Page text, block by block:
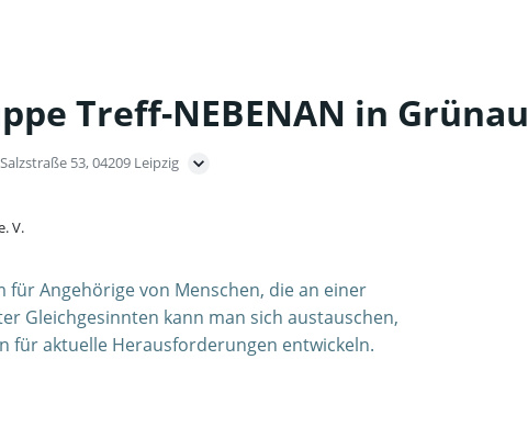
Treff-NEBENAN in Grünau
53, 04209 Leipzig
V.
für Angehörige von Menschen, die an einer
Gleichgesinnten kann man sich austauschen,
für aktuelle Herausforderungen entwickeln.